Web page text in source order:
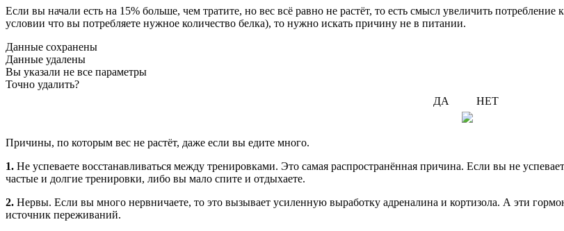
Если вы начали есть на 15% больше, чем тратите, но вес всё равно не растёт, то есть смысл увеличить потребление
условии что вы потребляете нужное количество белка), то нужно искать причину не в питании.
Данные сохранены
Данные удалены
Вы указали не все параметры
Точно удалить?
ДА
НЕТ
Причины, по которым вес не растёт, даже если вы едите много.
1. Не успеваете восстанавливаться между тренировками. Это самая распространённая причина. Если вы не
частые и долгие тренировки, либо вы мало спите и отдыхаете.
2. Нервы. Если вы много нервничаете, то это вызывает усиленную выработку адреналина и кортизола. А эти
источник переживаний.